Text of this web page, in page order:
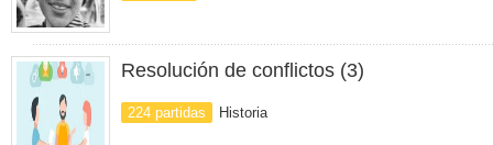
Resolución de conflictos (3)
224 partidas Historia